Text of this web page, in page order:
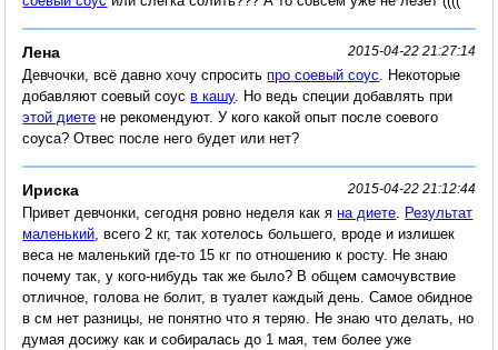
Лена 2015-04-22 21:27:14
Девчочки, всё давно хочу спроситьпро соевый соус . Некоторые
добавляют соевый соусв кашу. Но ведь специи добавлять при
этой диете не рекомендуют. У кого какой опыт после соевого
соуса? Отвес после него будет или нет?
Ириска 2015-04-22 21:12:44
Привет девчонки, сегодня ровно неделя как яна диете
Результат
маленький , всего 2 кг, так хотелось большего, вроде и излишек
веса не маленький где-то 15 кг по отношению к росту. Не знаю
почему так, у кого-нибудь так же было? В общем самочувствие
отличное, голова не болит, в туалет каждый день. Самое обидное
в см нет разницы, не понятно что я теряю. Не знаю что делать, но
думая досижу как и собиралась до 1 мая, тем более уже